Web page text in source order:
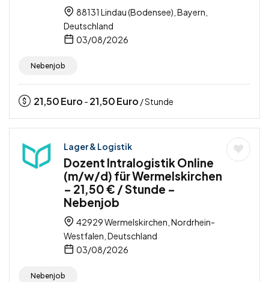
88131 Lindau (Bodensee), Bayern,
Deutschland
03/08/2026
Nebenjob
21,50Euro - 21,50Euro / Stunde
Lager & Logistik
Dozent Intralogistik Online
(m/w/d) für Wermelskirchen
– 21,50 € / Stunde –
Nebenjob
42929 Wermelskirchen, Nordrhein-
Westfalen, Deutschland
03/08/2026
Nebenjob